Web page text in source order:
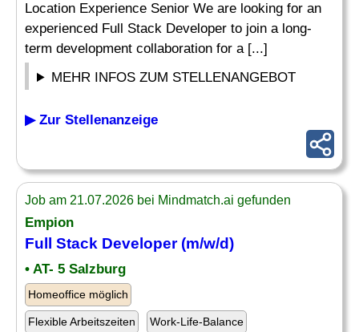
Location Experience Senior We are looking for an
experienced Full Stack Developer to join a long-
term development collaboration for a [...]
MEHR INFOS ZUM STELLENANGEBOT
▶ Zur Stellenanzeige
Job am 21.07.2026 bei Mindmatch.ai gefunden
Empion
Full Stack Developer(m/w/d)
• AT- 5 Salzburg
Homeoffice möglich
Flexible Arbeitszeiten Work-Life-Balance